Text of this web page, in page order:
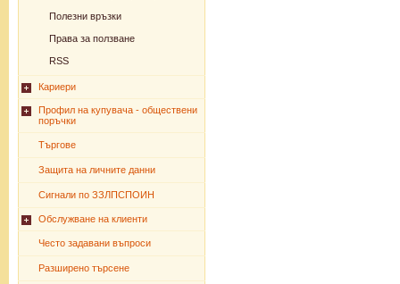
Полезни връзки
Права за ползване
RSS
Кариери
Профил на купувача - обществени
поръчки
Търгове
Защита на личните данни
Сигнали по ЗЗЛПСПОИН
Обслужване на клиенти
Често задавани въпроси
Разширено търсене